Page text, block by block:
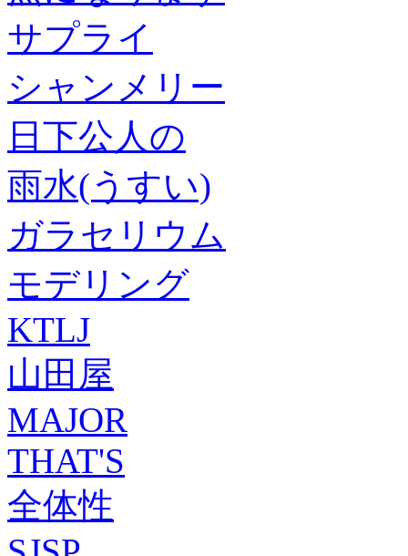
サプライ
シャンメリー
日下公人の
雨水(うすい)
ガラセリウム
モデリング
KTLJ
山田屋
MAJOR
THAT'S
全体性